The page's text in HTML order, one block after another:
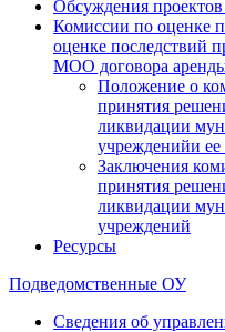
Обсуждения
Комиссии по оценке
оценке последствий
МОО договора аренды
Положение о
принятия
ликвидации
учрежденийи ее
Заключения
принятия
ликвидации
учреждений
Ресурсы
Подведомственные ОУ
Сведения об